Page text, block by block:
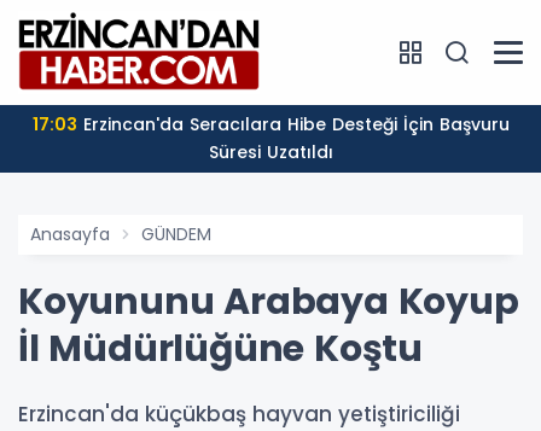
17:03
Süresi Uzatıldı
Anasayfa GÜNDEM
Koyununu Arabaya Koyup
İl Müdürlüğüne Koştu
Erzincan'da küçükbaş hayvan yetiştiriciliği